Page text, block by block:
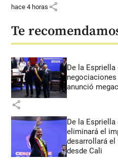
hace 4 horas share
Te
De la
anunció
share
De la
eliminará el
desarrollará
desde Cali